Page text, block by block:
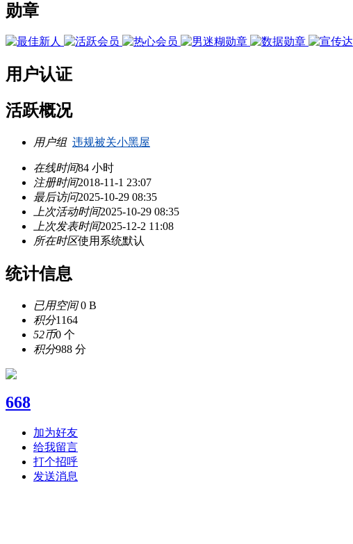
勋章
用户认证
活跃概况
用户组 违规被关小黑屋
在线时间84 小时
注册时间2018-11-1 23:07
最后访问2025-10-29 08:35
上次活动时间2025-10-29 08:35
上次发表时间2025-12-2 11:08
所在时区使用系统默认
统计信息
已用空间0 B
积分1164
52币0 个
积分988 分
668
加为好友
给我留言
打个招呼
发送消息